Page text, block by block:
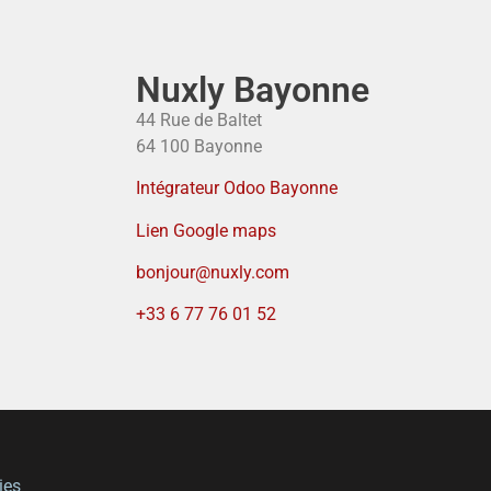
Nuxly Bayonne
44 Rue de Baltet
64 100 Bayonne
Intégrateur Odoo Bayonne
Lien Google maps
bonjour@nuxly.com
+33 6 77 76 01 52